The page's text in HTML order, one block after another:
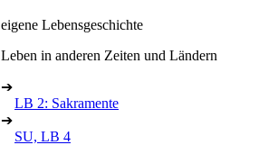
eigene Lebensgeschichte
Leben in anderen Zeiten und Ländern
➔
LB 2: Sakramente
➔
SU, LB 4